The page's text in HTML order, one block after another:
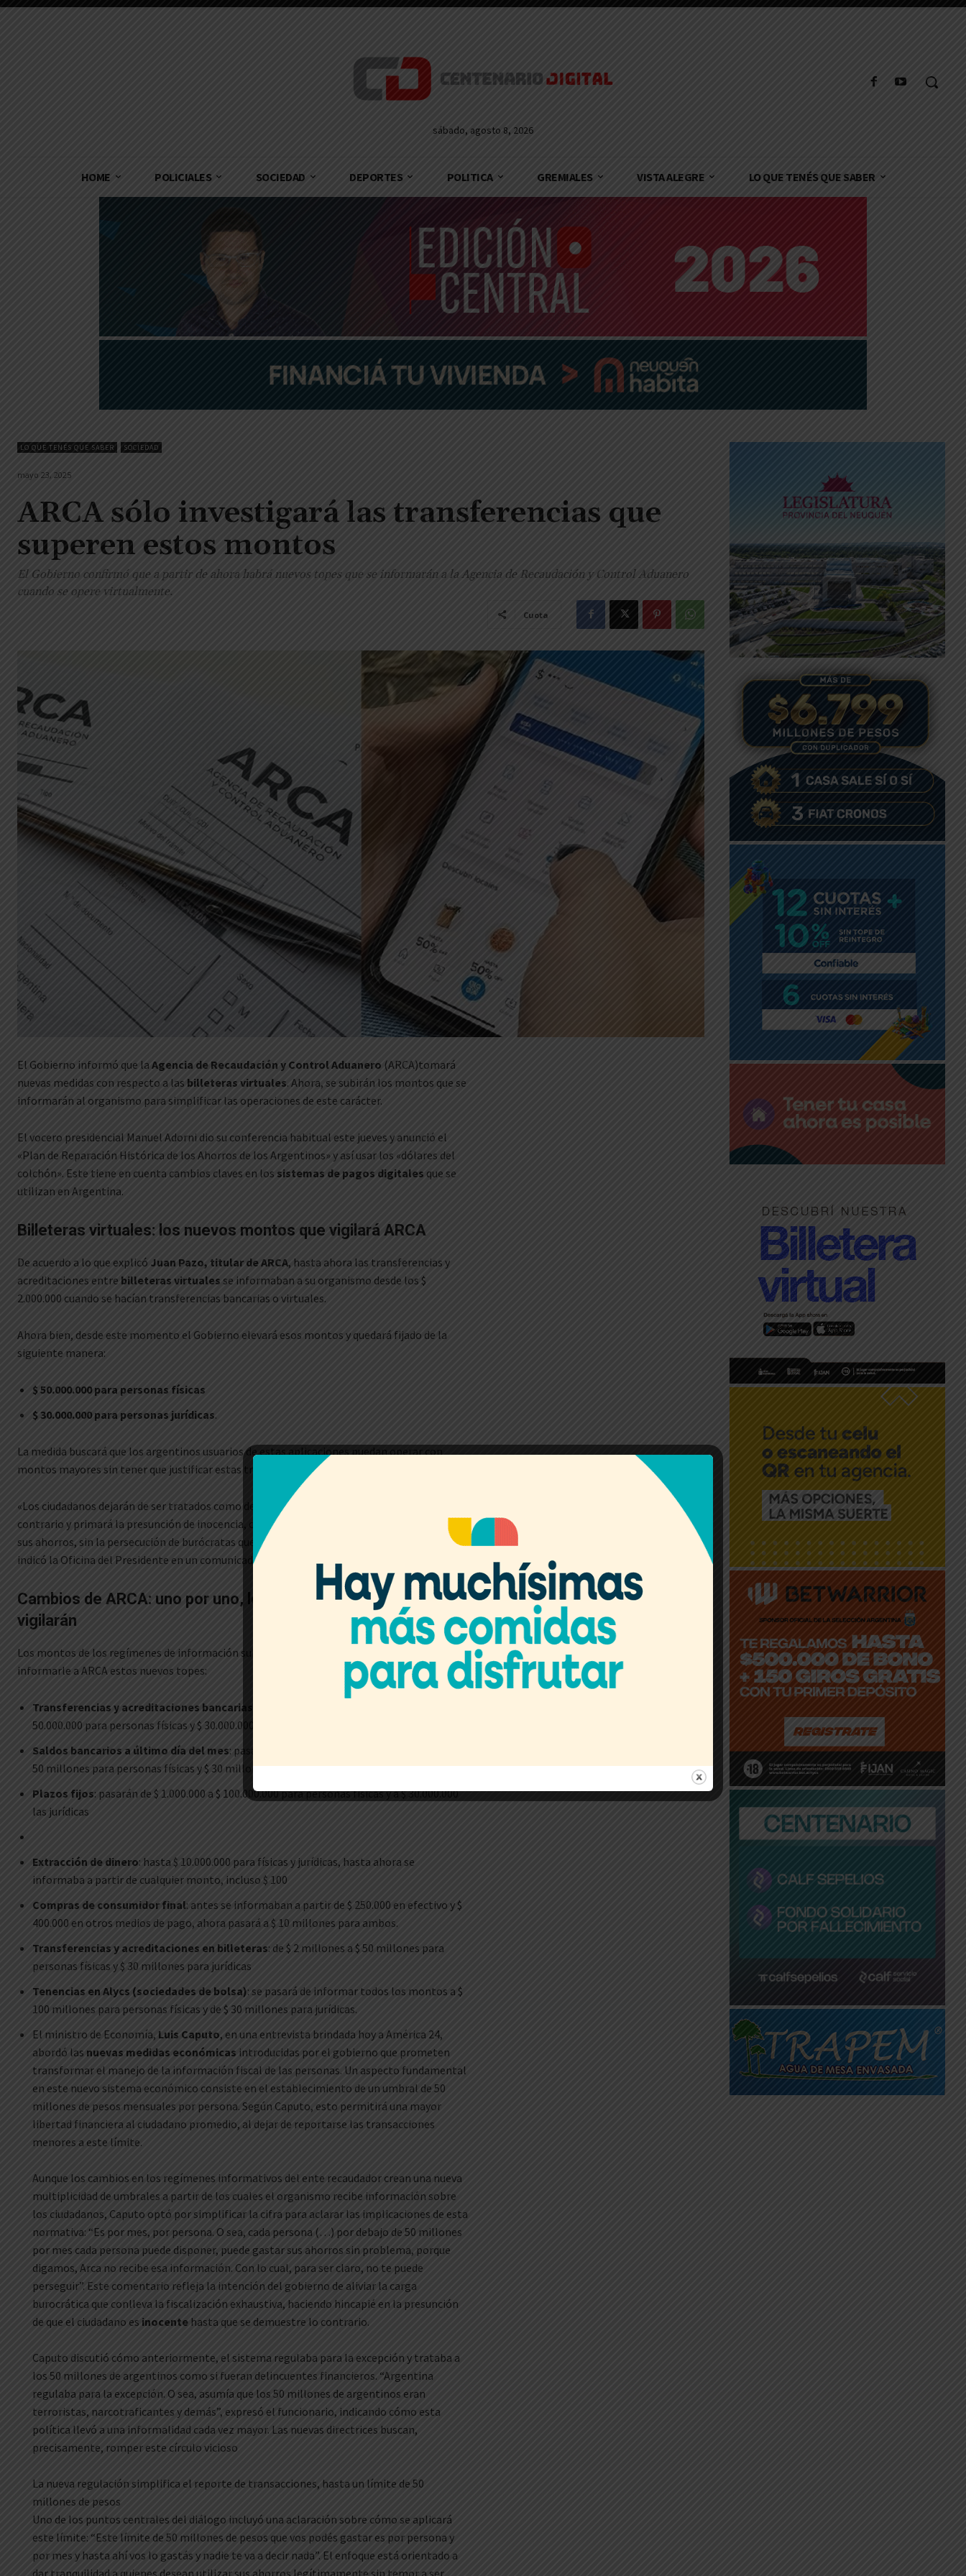
sábado, agosto 8, 2026
HOME POLICIALES SOCIEDAD DEPORTES POLITICA GREMIALES VISTA ALEGRE LO QUE TENÉS QUE SABER
LO QUE TENÉS QUE SABER SOCIEDAD
mayo 23, 2025
ARCA sólo investigará las transferencias que
superen estos montos
El Gobierno confirmó que a partir de ahora habrá nuevos topes que se informarán a la Agencia de Recaudación y Control Aduanero
cuando se opere virtualmente.
Cuota
El Gobierno informó que la Agencia de Recaudación y Control Aduanero (ARCA)tomará
nuevas medidas con respecto a las billeteras virtuales. Ahora, se subirán los montos que se
informarán al organismo para simplificar las operaciones de este carácter.
El vocero presidencial Manuel Adorni dio su conferencia habitual este jueves y anunció el
«Plan de Reparación Histórica de los Ahorros de los Argentinos» y así usar los «dólares del
colchón». Este tiene en cuenta cambios claves en los sistemas de pagos digitales que se
utilizan en Argentina.
Billeteras virtuales: los nuevos montos que vigilará ARCA
De acuerdo a lo que explicó Juan Pazo, titular de ARCA, hasta ahora las transferencias y
acreditaciones entre billeteras virtuales se informaban a su organismo desde los $
2.000.000 cuando se hacían transferencias bancarias o virtuales.
Ahora bien, desde este momento el Gobierno elevará esos montos y quedará fijado de la
siguiente manera:
$ 50.000.000 para personas físicas
$ 30.000.000 para personas jurídicas.
La medida buscará que los argentinos usuarios de estas aplicaciones puedan operar con
montos mayores sin tener que justificar estas transacciones a ARCA en cada ocasión.
«Los ciudadanos dejarán de ser tratados como delincuentes hasta que demuestren lo
contrario y primará la presunción de inocencia, con plena libertad para decidir el destino de
sus ahorros, sin la persecución de burócratas que se sienten parte de una clase superior»,
indicó la Oficina del Presidente en un comunicado.
Cambios de ARCA: uno por uno, los nuevos montos que
vigilarán
Los montos de los regímenes de información subirán, por lo que todos los bancos pasarán a
informarle a ARCA estos nuevos topes:
Transferencias y acreditaciones bancarias
50.000.000 para personas físicas y $ 30.000.000 para personas jurídicas
Saldos bancarios a último día del mes: pasarán de los $ 700.000/$ 1.000.000 actuales a $
50 millones para personas físicas y $ 30 millones para jurídicas.
Plazos fijos: pasarán de $ 1.000.000 a $ 100.000.000 para personas físicas y a $ 30.000.000
las jurídicas
Extracción de dinero: hasta $ 10.000.000 para físicas y jurídicas, hasta ahora se
informaba a partir de cualquier monto, incluso $ 100
Compras de consumidor final: antes se informaban a partir de $ 250.000 en efectivo y $
400.000 en otros medios de pago, ahora pasará a $ 10 millones para ambos.
Transferencias y acreditaciones en billeteras: de $ 2 millones a $ 50 millones para
personas físicas y $ 30 millones para jurídicas
Tenencias en Alycs (sociedades de bolsa): se pasará de informar todos los montos a $
100 millones para personas físicas y de $ 30 millones para jurídicas.
El ministro de Economía, Luis Caputo, en una entrevista brindada hoy a América 24,
abordó las nuevas medidas económicas introducidas por el gobierno que prometen
transformar el manejo de la información fiscal de las personas. Un aspecto fundamental
en este nuevo sistema económico consiste en el establecimiento de un umbral de 50
millones de pesos mensuales por persona. Según Caputo, esto permitirá una mayor
libertad financiera al ciudadano promedio, al dejar de reportarse las transacciones
menores a este límite.
Aunque los cambios en los regímenes informativos del ente recaudador crean una nueva
multiplicidad de umbrales a partir de los cuales el organismo recibe información sobre
los ciudadanos, Caputo optó por simplificar la cifra para aclarar las implicaciones de esta
normativa: “Es por mes, por persona. O sea, cada persona (…) por debajo de 50 millones
por mes cada persona puede disponer, puede gastar sus ahorros sin problema, porque
digamos, Arca no recibe esa información. Con lo cual, para ser claro, no te puede
perseguir”. Este comentario refleja la intención del gobierno de aliviar la carga
burocrática que conlleva la fiscalización exhaustiva, haciendo hincapié en la presunción
de que el ciudadano es inocente hasta que se demuestre lo contrario.
Caputo discutió cómo anteriormente, el sistema regulaba para la excepción y trataba a
los 50 millones de argentinos como si fueran delincuentes financieros. “Argentina
regulaba para la excepción. O sea, asumía que los 50 millones de argentinos eran
terroristas, narcotraficantes y demás”, expresó el funcionario, indicando cómo esta
política llevó a una informalidad cada vez mayor. Las nuevas directrices buscan,
precisamente, romper este círculo vicioso
La nueva regulación simplifica el reporte de transacciones, hasta un límite de 50
millones de pesos
Uno de los puntos centrales del diálogo incluyó una aclaración sobre cómo se aplicará
este límite: “Este límite de 50 millones de pesos que vos podés gastar es por persona y
por mes y hasta ahí vos lo gastás y nadie te va a decir nada”. El enfoque está orientado a
dar tranquilidad a quienes desean utilizar sus ahorros legítimamente sin temor a ser